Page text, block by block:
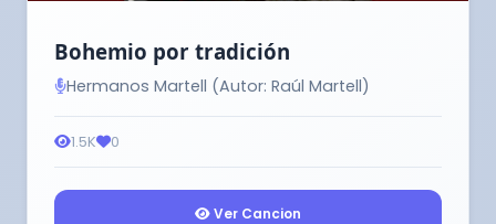
Bohemio por tradición
Hermanos Martell (Autor: Raúl Martell)
1.5K 0
Ver Cancion